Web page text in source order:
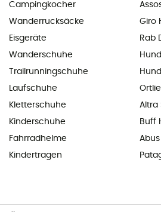
Campingkocher
Wanderrucksäcke
Eisgeräte
Wanderschuhe
Trailrunningschuhe
Laufschuhe
Kletterschuhe
Kinderschuhe
Fahrradhelme
Kindertragen
Giro
Rab
Altra
Buff